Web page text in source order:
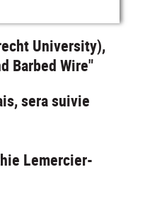
University),
Barbed Wire"
sera suivie
Lemercier-